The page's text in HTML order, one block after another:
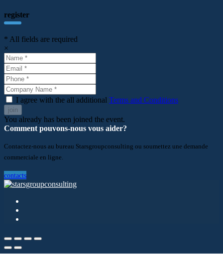
register
* All fields are required
×
I agree with the all additional Terms and Conditions
join
You already has been joined the event.
Comment pouvons-nous vous aider?
Contactez-nous au bureau Starsgroupconsulting ou soumettez une demande
commerciale en ligne.
contacts